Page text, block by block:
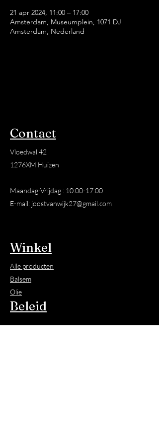
21 apr 2024, 11:00 – 17:00
Amsterdam, Museumplein, 1071 DJ
Amsterdam, Nederland
Contact
Vloedwal 42
1276XM Huizen
Maandag-Vrijdag : 10:00-17:00
E-mail: joostvanwijk27@gmail.com
Winkel
Alle producten
Balsem
Olie
Beleid